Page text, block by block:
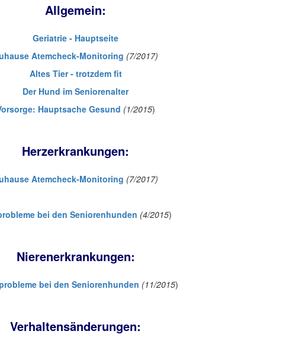
Allgemein:
Geriatrie - Hauptseite
Atemcheck-Monitoring (7/2017)
Altes Tier - trotzdem fit
Der Hund im Seniorenalter
Hauptsache Gesund (1/2015)
Herzerkrankungen:
Atemcheck-Monitoring (7/2017)
bei den Seniorenhunden (4/2015)
Nierenerkrankungen:
bei den Seniorenhunden (11/2015)
Verhaltensänderungen: